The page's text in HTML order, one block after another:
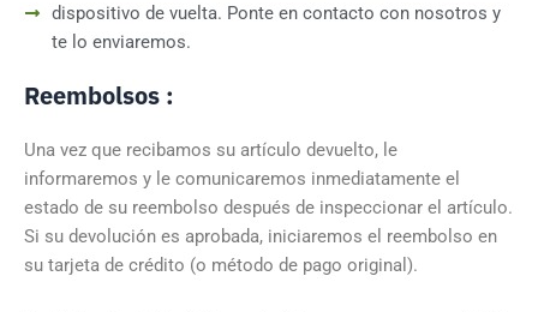
dispositivo de vuelta. Ponte en contacto con nosotros y
te lo enviaremos.
Reembolsos :
Una vez que recibamos su artículo devuelto, le
informaremos y le comunicaremos inmediatamente el
estado de su reembolso después de inspeccionar el artículo.
Si su devolución es aprobada, iniciaremos el reembolso en
su tarjeta de crédito (o método de pago original).